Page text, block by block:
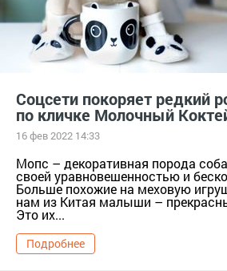
Соцсети покоряет редкий
по кличке Молочный
16 фев 2022 14:33
Мопс – декоративная порода
своей уравновешенностью и
Больше похожие на меховую
нам из Китая малыши –
Это их...
Подробнее